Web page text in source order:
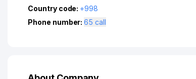
Country code: +998
Phone number:
65 call